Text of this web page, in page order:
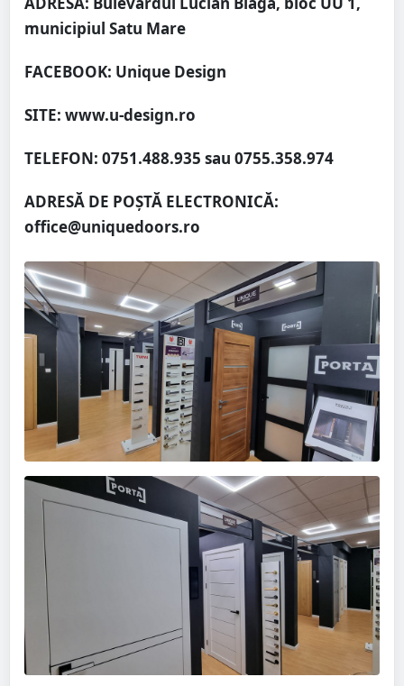
municipiul Satu Mare
FACEBOOK: Unique Design
SITE: www.u-design.ro
TELEFON: 0751.488.935 sau 0755.358.974
ADRESĂ DE POȘTĂ ELECTRONICĂ:
office@uniquedoors.ro